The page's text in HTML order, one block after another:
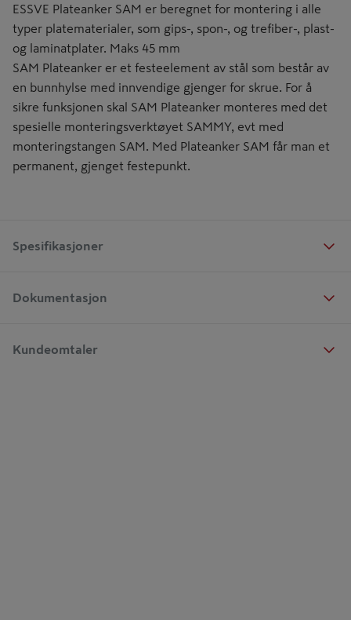
ESSVE Plateanker SAM er beregnet for montering i alle
typer platematerialer, som gips-, spon-, og trefiber-, plast-
og laminatplater. Maks 45 mm
SAM Plateanker er et festeelement av stål som består av
en bunnhylse med innvendige gjenger for skrue. For å
sikre funksjonen skal SAM Plateanker monteres med det
spesielle monteringsverktøyet SAMMY, evt med
monteringstangen SAM. Med Plateanker SAM får man et
permanent, gjenget festepunkt.
Spesifikasjoner
Dokumentasjon
Kundeomtaler